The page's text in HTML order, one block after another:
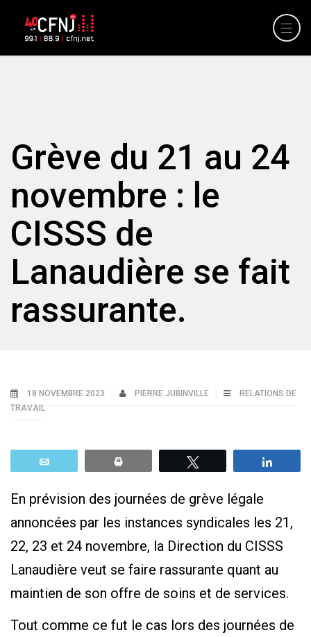
Grève du 21 au 24
novembre : le
CISSS de
Lanaudière se fait
rassurante.
18 NOVEMBRE 2023 PIERRE JUBINVILLE
RELATIONS DE
TRAVAIL
En prévision des journées de grève légale
annoncées par les instances syndicales les 21,
22, 23 et 24 novembre, la Direction du CISSS
Lanaudière veut se faire rassurante quant au
maintien de son offre de soins et de services.
Tout comme ce fut le cas lors des journées de